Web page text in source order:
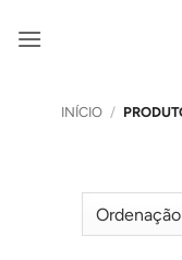
INÍCIO /